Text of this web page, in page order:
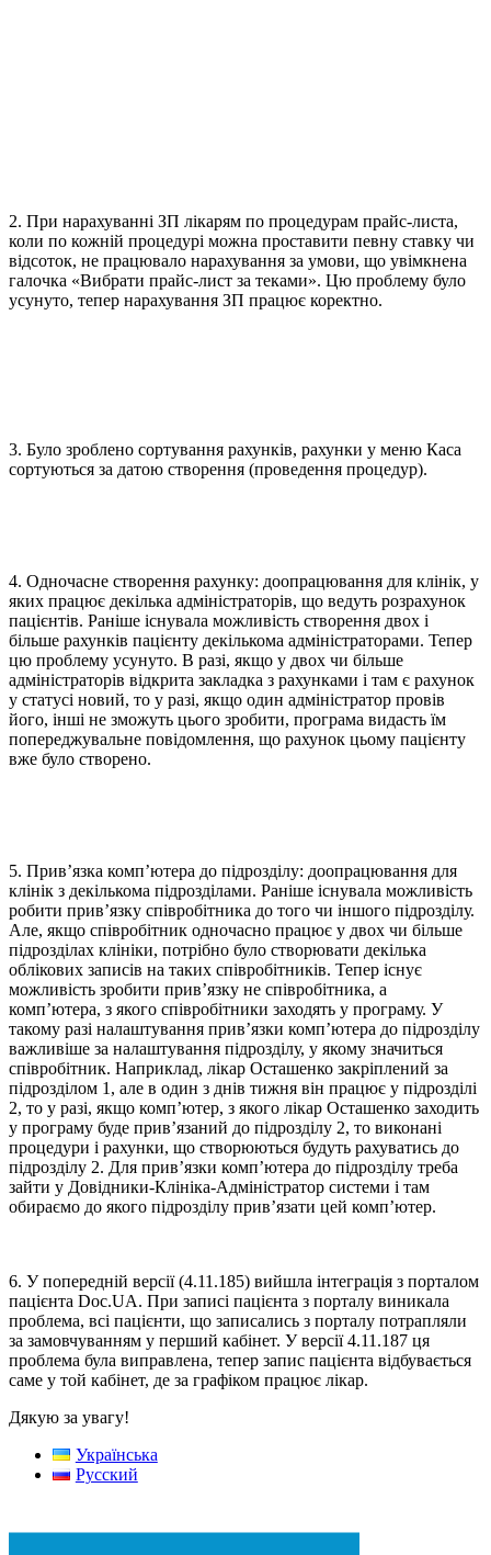
2. При нарахуванні ЗП лікарям по процедурам прайс-листа,
коли по кожній процедурі можна проставити певну ставку чи
відсоток, не працювало нарахування за умови, що увімкнена
галочка «Вибрати прайс-лист за теками». Цю проблему було
усунуто, тепер нарахування ЗП працює коректно.
3. Було зроблено сортування рахунків, рахунки у меню Каса
сортуються за датою створення (проведення процедур).
4. Одночасне створення рахунку: доопрацювання для клінік, у
яких працює декілька адміністраторів, що ведуть розрахунок
пацієнтів. Раніше існувала можливість створення двох і
більше рахунків пацієнту декількома адміністраторами. Тепер
цю проблему усунуто. В разі, якщо у двох чи більше
адміністраторів відкрита закладка з рахунками і там є рахунок
у статусі новий, то у разі, якщо один адміністратор провів
його, інші не зможуть цього зробити, програма видасть їм
попереджувальне повідомлення, що рахунок цьому пацієнту
вже було створено.
5. Прив’язка комп’ютера до підрозділу: доопрацювання для
клінік з декількома підрозділами. Раніше існувала можливість
робити прив’язку співробітника до того чи іншого підрозділу.
Але, якщо співробітник одночасно працює у двох чи більше
підрозділах клініки, потрібно було створювати декілька
облікових записів на таких співробітників. Тепер існує
можливість зробити прив’язку не співробітника, а
комп’ютера, з якого співробітники заходять у програму. У
такому разі налаштування прив’язки комп’ютера до підрозділу
важливіше за налаштування підрозділу, у якому значиться
співробітник. Наприклад, лікар Осташенко закріплений за
підрозділом 1, але в один з днів тижня він працює у підрозділі
2, то у разі, якщо комп’ютер, з якого лікар Осташенко заходить
у програму буде прив’язаний до підрозділу 2, то виконані
процедури і рахунки, що створюються будуть рахуватись до
підрозділу 2. Для прив’язки комп’ютера до підрозділу треба
зайти у Довідники-Клініка-Адміністратор системи і там
обираємо до якого підрозділу прив’язати цей комп’ютер.
6. У попередній версії (4.11.185) вийшла інтеграція з порталом
пацієнта Doc.UA. При записі пацієнта з порталу виникала
проблема, всі пацієнти, що записались з порталу потрапляли
за замовчуванням у перший кабінет. У версії 4.11.187 ця
проблема була виправлена, тепер запис пацієнта відбувається
саме у той кабінет, де за графіком працює лікар.
Дякую за увагу!
Українська
Русский